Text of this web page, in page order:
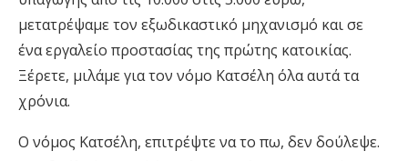
μετατρέψαμε τον εξωδικαστικό μηχανισμό και σε
ένα εργαλείο προστασίας της πρώτης κατοικίας.
Ξέρετε, μιλάμε για τον νόμο Κατσέλη όλα αυτά τα
χρόνια.
Ο νόμος Κατσέλη, επιτρέψτε να το πω, δεν δούλεψε.